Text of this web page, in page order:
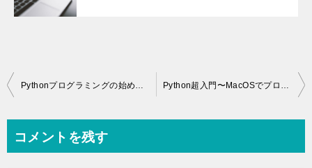
投
ビ
Pythonプログラミングの始め方〜Windows編〜 Python超入門〜MacOSでプログラミングを始める方法〜
コメントを残す